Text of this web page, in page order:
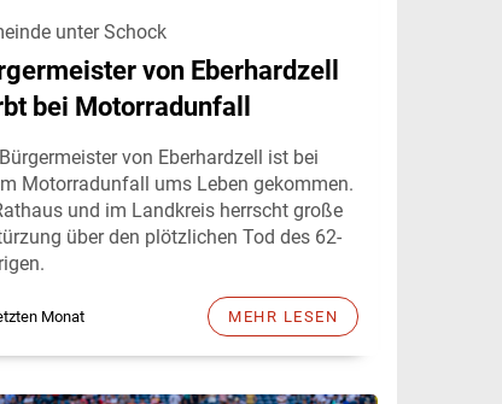
unter Schock
von Eberhardzell
bei Motorradunfall
von Eberhardzell ist bei
Motorradunfall ums Leben gekommen.
und im Landkreis herrscht große
über den plötzlichen Tod des 62-
Monat MEHR LESEN